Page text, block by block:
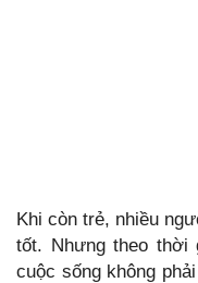
Khi còn trẻ, nhiều
tốt. Nhưng theo thời
cuộc sống không